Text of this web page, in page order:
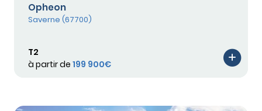
Opheon
Saverne (67700)
T2
à partir de 199 900€